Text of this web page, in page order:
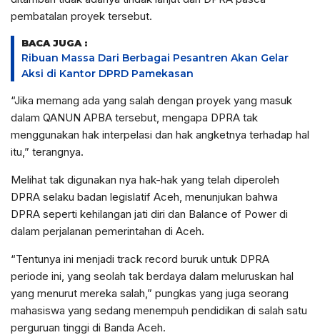
pembatalan proyek tersebut.
BACA JUGA :
Ribuan Massa Dari Berbagai Pesantren Akan Gelar
Aksi di Kantor DPRD Pamekasan
“Jika memang ada yang salah dengan proyek yang masuk
dalam QANUN APBA tersebut, mengapa DPRA tak
menggunakan hak interpelasi dan hak angketnya terhadap hal
itu,” terangnya.
Melihat tak digunakan nya hak-hak yang telah diperoleh
DPRA selaku badan legislatif Aceh, menunjukan bahwa
DPRA seperti kehilangan jati diri dan Balance of Power di
dalam perjalanan pemerintahan di Aceh.
“Tentunya ini menjadi track record buruk untuk DPRA
periode ini, yang seolah tak berdaya dalam meluruskan hal
yang menurut mereka salah,” pungkas yang juga seorang
mahasiswa yang sedang menempuh pendidikan di salah satu
perguruan tinggi di Banda Aceh.